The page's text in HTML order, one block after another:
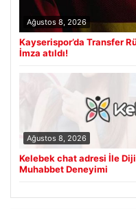
Ağustos 8, 2026
Kayserispor’da Transfer
İmza atıldı!
Ağustos 8, 2026
Kelebek chat adresi İle
Muhabbet Deneyimi